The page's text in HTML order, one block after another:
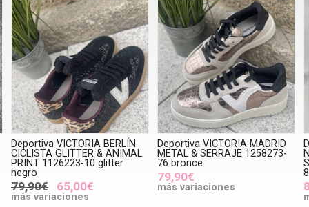
Deportiva VICTORIA BERLÍN
CICLISTA GLITTER & ANIMAL
PRINT 1126223-10 glitter
negro
79,90€ 65,00€
más variaciones
Deportiva VICTORIA MADRID
METAL & SERRAJE 1258273-
76 bronce
79,90€
más variaciones